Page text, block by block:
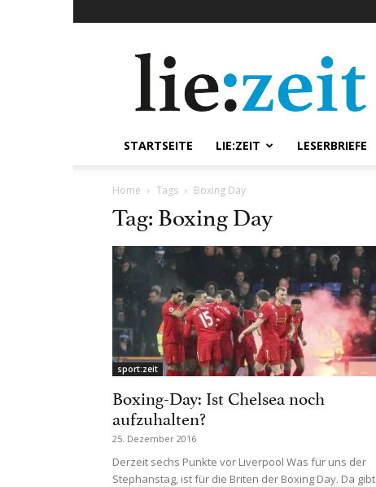
STARTSEITE LIE:ZEIT LESERBRIEFE
Home Tags Boxing Day
Tag: Boxing Day
sport:zeit
Boxing-Day: Ist Chelsea noch
aufzuhalten?
25. Dezember 2016
Derzeit sechs Punkte vor Liverpool Was für uns der
Stephanstag, ist für die Briten der Boxing Day. Da gibt